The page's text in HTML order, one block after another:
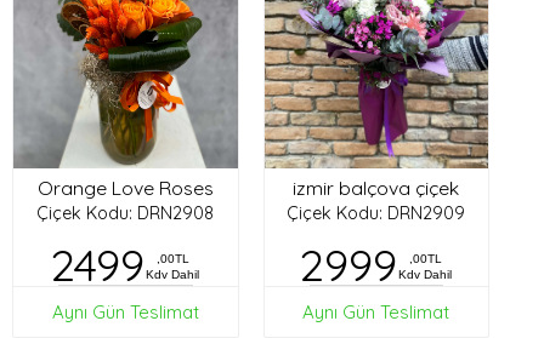
Orange Love Roses
Çiçek Kodu: DRN2908
2499
,00TL
Kdv Dahil
Aynı Gün Teslimat
izmir balçova çiçek
Çiçek Kodu: DRN2909
2999
,00TL
Kdv Dahil
Aynı Gün Teslimat